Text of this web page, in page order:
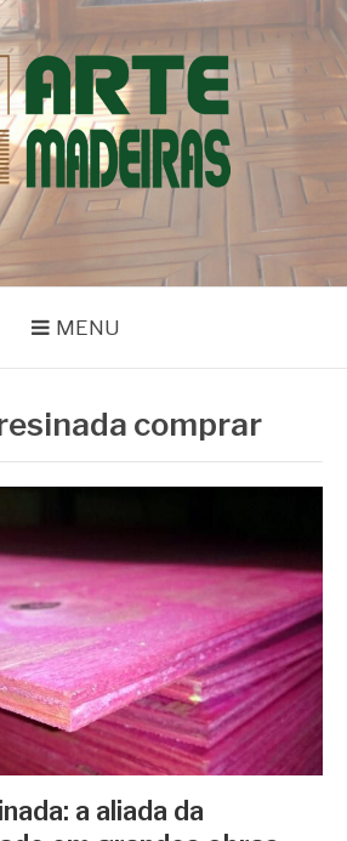
| ARTE
Madeiras
MENU
comprar
a aliada da